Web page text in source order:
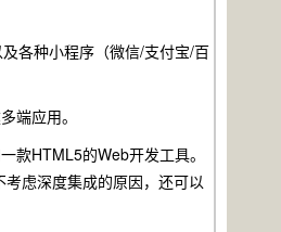
各种小程序（微信/支付宝/百
端应用。
款HTML5的Web开发工具。
虑深度集成的原因，还可以